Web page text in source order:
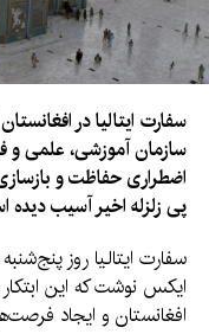
سفارت ایتالیا در
سازمان آموزشی، علمی و
اضطراری حفاظت و
پی زلزله اخیر آسیب دیده
سفارت ایتالیا روز
ایکس نوشت که این
افغانستان و ایجاد